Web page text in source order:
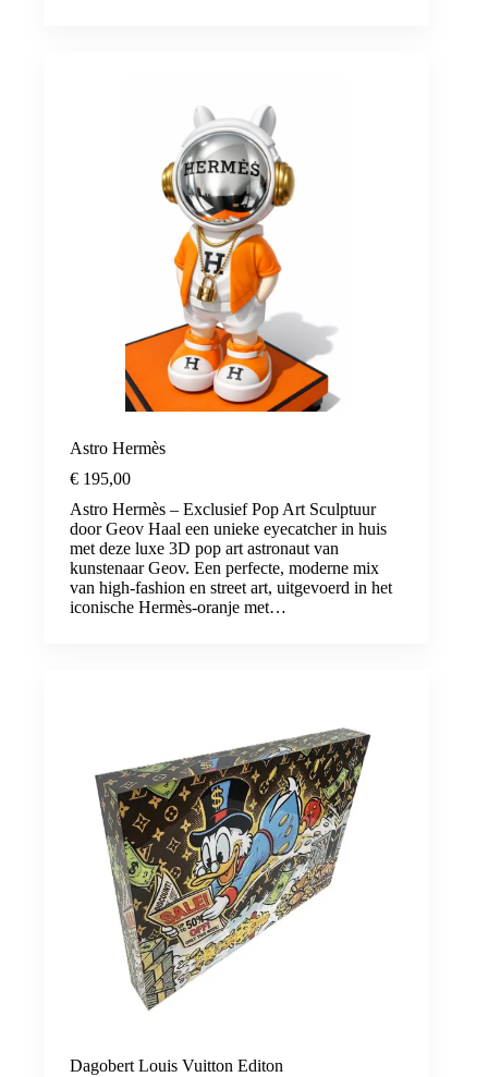
Astro Hermès
€ 195,00
Astro Hermès – Exclusief Pop Art Sculptuur
door Geov Haal een unieke eyecatcher in huis
met deze luxe 3D pop art astronaut van
kunstenaar Geov. Een perfecte, moderne mix
van high-fashion en street art, uitgevoerd in het
iconische Hermès-oranje met…
Dagobert Louis Vuitton Editon